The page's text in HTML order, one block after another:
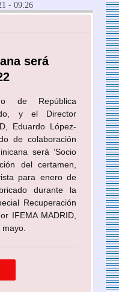
- 09:26
será
de República
y el Director
Eduardo López-
de colaboración
será ‘Socio
del certamen,
para enero de
durante la
Recuperación
IFEMA MADRID,
mayo.